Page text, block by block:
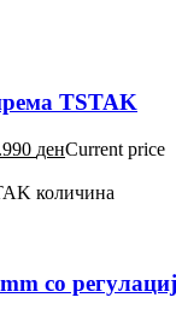
TSTAK
денCurrent price
количина
со